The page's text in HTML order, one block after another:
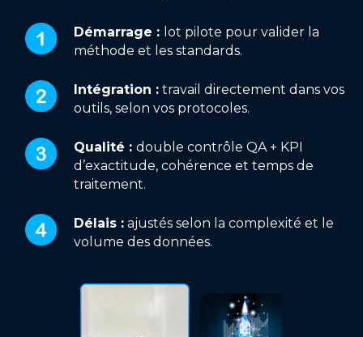
Démarrage : lot pilote pour valider la
méthode et les standards.
Intégration : travail directement dans vos
outils, selon vos protocoles.
Qualité :double contrôle QA + KPI
d’exactitude, cohérence et temps de
traitement.
Délais : ajustés selon la complexité et le
volume des données.